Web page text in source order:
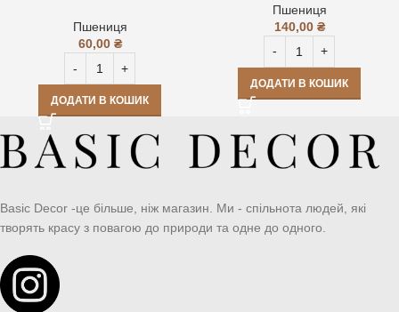
Пшениця
60,00 ₴
ДОДАТИ В КОШИК
Пшениця
140,00 ₴
ДОДАТИ В КОШИК
Basic Decor -це більше, ніж магазин. Ми - спільнота людей, які
творять красу з повагою до природи та одне до одного.